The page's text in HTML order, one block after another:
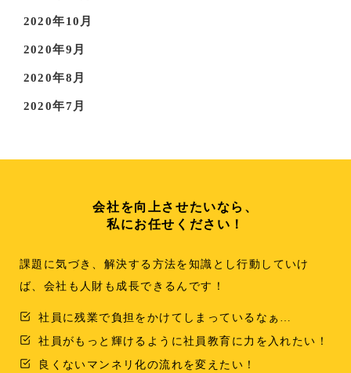
2020年10月
2020年9月
2020年8月
2020年7月
会社を向上させたいなら、
私にお任せください！
課題に気づき、解決する方法を知識とし行動していけ
ば、会社も人財も成長できるんです！
社員に残業で負担をかけてしまっているなぁ…
社員がもっと輝けるように社員教育に力を入れたい！
良くないマンネリ化の流れを変えたい！